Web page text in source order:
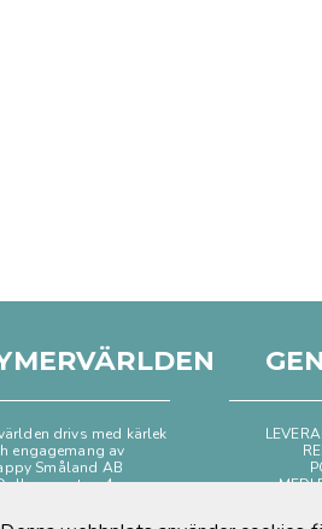
drivs med kärlek
engagemang av
Småland AB
4